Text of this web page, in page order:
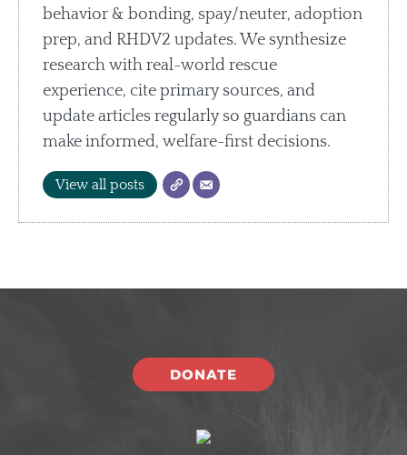
behavior & bonding, spay/neuter, adoption
prep, and RHDV2 updates. We synthesize
research with real-world rescue
experience, cite primary sources, and
update articles regularly so guardians can
make informed, welfare-first decisions.
View all posts
DONATE